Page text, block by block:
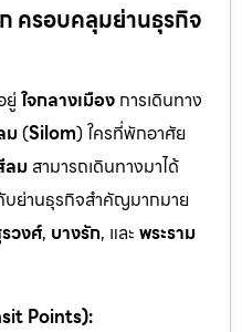
ครอบคลุมย่านธุรกิจ
ยู่ ใจกลางเมือง การเดินทาง
ม(Silom) ใครที่พักอาศัย
ลม สามารถเดินทางมาได้
บย่านธุรกิจสำคัญมากมาย
วงศ์, บางรัก, และ พระราม
Points):